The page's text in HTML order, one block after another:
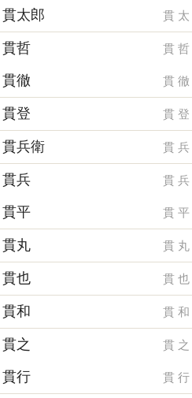
貫太郎 貫 太
貫哲 貫 哲
貫徹 貫 徹
貫登 貫 登
貫兵衛 貫 兵
貫兵 貫 兵
貫平 貫 平
貫丸 貫 丸
貫也 貫 也
貫和 貫 和
貫之 貫 之
貫行 貫 行